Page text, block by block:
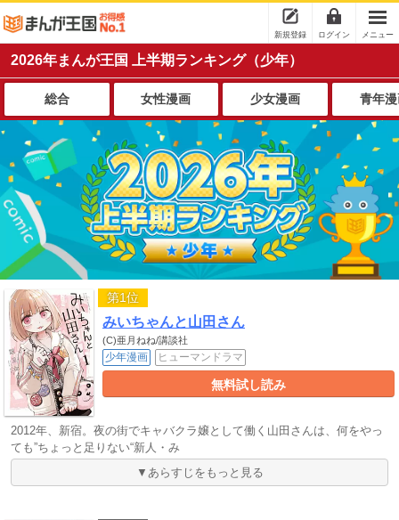
新規登録 ログイン メニュー
2026年まんが王国 上半期ランキング（少年）
総合 女性漫画 少女漫画 青年
第1位
みいちゃんと山田さん
(C)亜月ねね/講談社
少年漫画 ヒューマンドラマ
無料試し読み
2012年、新宿。夜の街でキャバクラ嬢として働く山田さんは、何をやっ
ても”ちょっと足りない“新人・み
▼あらすじをもっと見る